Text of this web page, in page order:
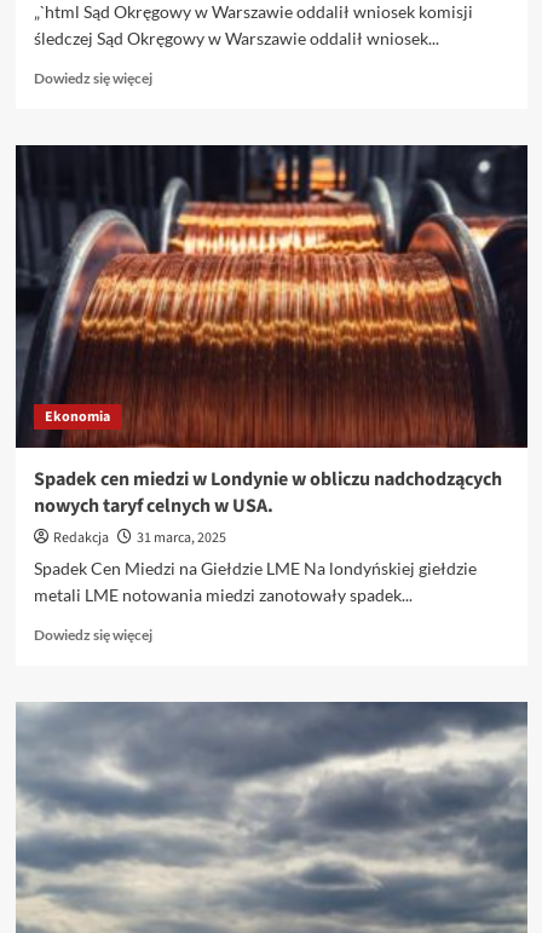
„`html Sąd Okręgowy w Warszawie oddalił wniosek komisji
śledczej Sąd Okręgowy w Warszawie oddalił wniosek...
Dowiedz się więcejDowiedz
o
odrzucił
wniosek
dotyczący
aresztowania
Ziobry.
Komisja
deklaruje
podjęcie
Ekonomia
Spadek cen miedzi w Londynie w obliczu nadchodzących
nowych taryf celnych w USA.
Redakcja
31 marca, 2025
Spadek Cen Miedzi na Giełdzie LME Na londyńskiej giełdzie
metali LME notowania miedzi zanotowały spadek...
Dowiedz się więcejDowiedz
o
miedzi
w
Londynie
w
obliczu
nadchodzących
nowych